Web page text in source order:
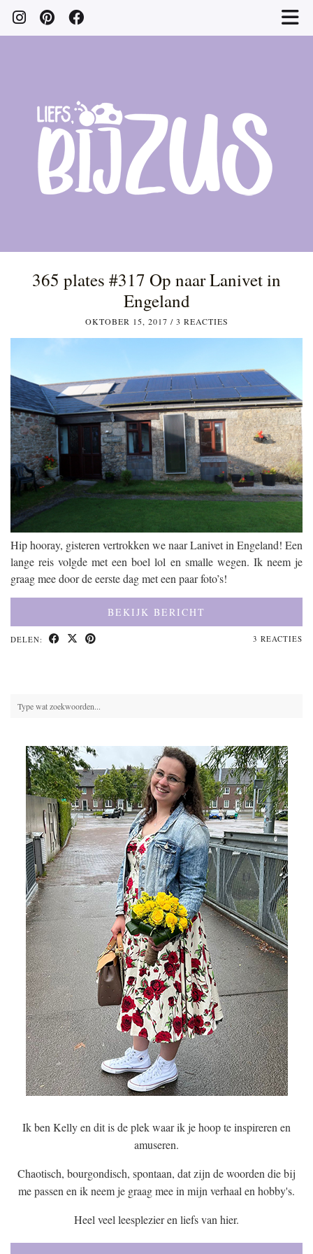
365 plates #317 Op naar Lanivet in
Engeland
OKTOBER 15, 2017 / 3 REACTIES
Hip hooray, gisteren vertrokken we naar Lanivet in Engeland! Een
lange reis volgde met een boel lol en smalle wegen. Ik neem je
graag mee door de eerste dag met een paar foto’s!
BEKIJK BERICHT
DELEN: 3 REACTIES
Ik ben Kelly en dit is de plek waar ik je hoop te inspireren en
amuseren.
Chaotisch, bourgondisch, spontaan, dat zijn de woorden die bij
me passen en ik neem je graag mee in mijn verhaal en hobby's.
Heel veel leesplezier en liefs van hier.